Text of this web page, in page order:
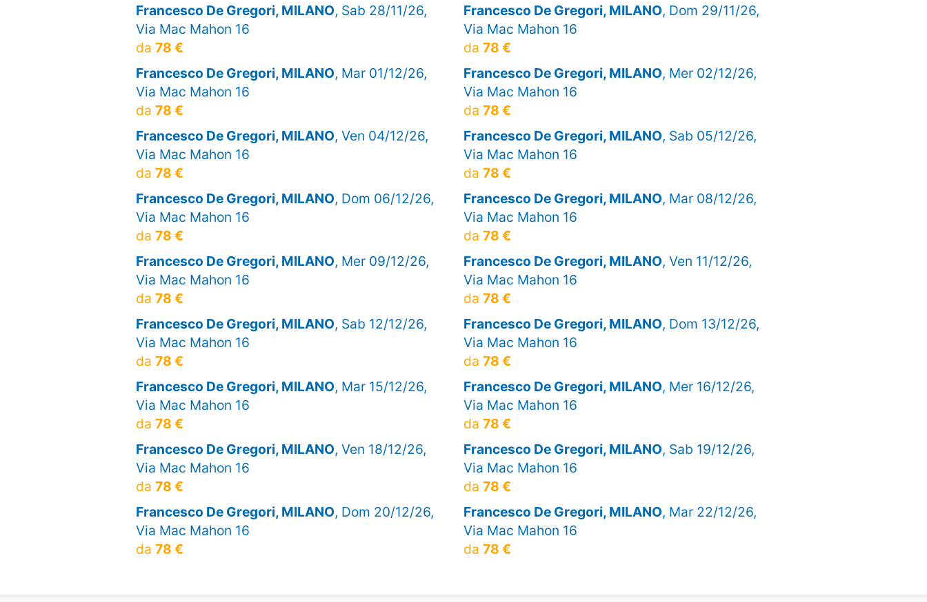
Francesco De Gregori, MILANO, Sab 28/11/26,
Via Mac Mahon 16
da 78 €
Francesco De Gregori, MILANO, Dom 29/11/26,
Via Mac Mahon 16
da 78 €
Francesco De Gregori, MILANO, Mar 01/12/26,
Via Mac Mahon 16
da 78 €
Francesco De Gregori, MILANO, Mer 02/12/26,
Via Mac Mahon 16
da 78 €
Francesco De Gregori, MILANO, Ven 04/12/26,
Via Mac Mahon 16
da 78 €
Francesco De Gregori, MILANO, Sab 05/12/26,
Via Mac Mahon 16
da 78 €
Francesco De Gregori, MILANO, Dom 06/12/26,
Via Mac Mahon 16
da 78 €
Francesco De Gregori, MILANO, Mar 08/12/26,
Via Mac Mahon 16
da 78 €
Francesco De Gregori, MILANO, Mer 09/12/26,
Via Mac Mahon 16
da 78 €
Francesco De Gregori, MILANO, Ven 11/12/26,
Via Mac Mahon 16
da 78 €
Francesco De Gregori, MILANO, Sab 12/12/26,
Via Mac Mahon 16
da 78 €
Francesco De Gregori, MILANO, Dom 13/12/26,
Via Mac Mahon 16
da 78 €
Francesco De Gregori, MILANO, Mar 15/12/26,
Via Mac Mahon 16
da 78 €
Francesco De Gregori, MILANO, Mer 16/12/26,
Via Mac Mahon 16
da 78 €
Francesco De Gregori, MILANO, Ven 18/12/26,
Via Mac Mahon 16
da 78 €
Francesco De Gregori, MILANO, Sab 19/12/26,
Via Mac Mahon 16
da 78 €
Francesco De Gregori, MILANO, Dom 20/12/26,
Via Mac Mahon 16
da 78 €
Francesco De Gregori, MILANO, Mar 22/12/26,
Via Mac Mahon 16
da 78 €